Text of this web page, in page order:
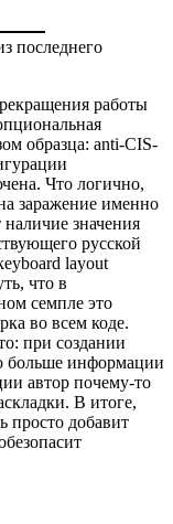
последнего
работы
образца: anti-CIS-
Что логично,
заражение именно
значения
русской
layout
что в
семпле это
во всем коде.
при создании
больше информации
автор почему-то
В итоге,
просто добавит